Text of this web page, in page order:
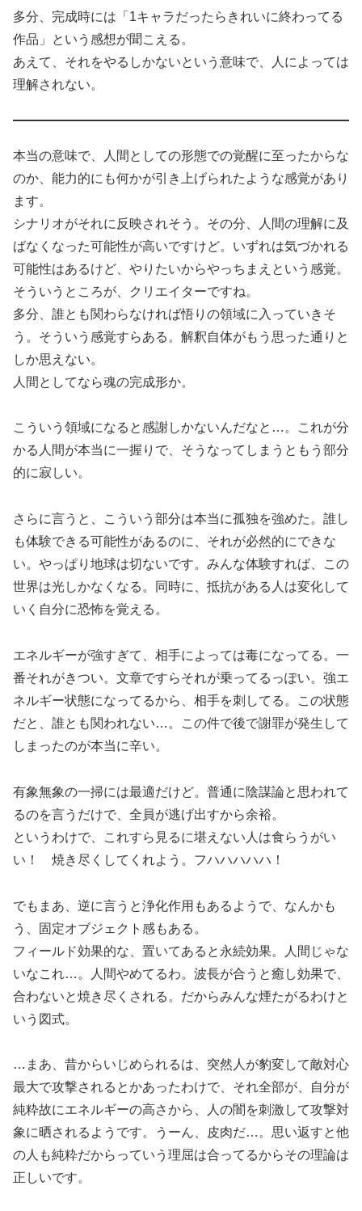
多分、完成時には「1キャラだったらきれいに終わってる
作品」という感想が聞こえる。
あえて、それをやるしかないという意味で、人によっては
理解されない。
本当の意味で、人間としての形態での覚醒に至ったからな
のか、能力的にも何かが引き上げられたような感覚があり
ます。
シナリオがそれに反映されそう。その分、人間の理解に及
ばなくなった可能性が高いですけど。いずれは気づかれる
可能性はあるけど、やりたいからやっちまえという感覚。
そういうところが、クリエイターですね。
多分、誰とも関わらなければ悟りの領域に入っていきそ
う。そういう感覚すらある。解釈自体がもう思った通りと
しか思えない。
人間としてなら魂の完成形か。
こういう領域になると感謝しかないんだなと…。これが分
かる人間が本当に一握りで、そうなってしまうともう部分
的に寂しい。
さらに言うと、こういう部分は本当に孤独を強めた。誰し
も体験できる可能性があるのに、それが必然的にできな
い。やっぱり地球は切ないです。みんな体験すれば、この
世界は光しかなくなる。同時に、抵抗がある人は変化して
いく自分に恐怖を覚える。
エネルギーが強すぎて、相手によっては毒になってる。一
番それがきつい。文章ですらそれが乗ってるっぽい。強エ
ネルギー状態になってるから、相手を刺してる。この状態
だと、誰とも関われない…。この件で後で謝罪が発生して
しまったのが本当に辛い。
有象無象の一掃には最適だけど。普通に陰謀論と思われて
るのを言うだけで、全員が逃げ出すから余裕。
というわけで、これすら見るに堪えない人は食らうがい
い！ 焼き尽くしてくれよう。フハハハハハ！
でもまあ、逆に言うと浄化作用もあるようで、なんかも
う、固定オブジェクト感もある。
フィールド効果的な、置いてあると永続効果。人間じゃな
いなこれ…。人間やめてるわ。波長が合うと癒し効果で、
合わないと焼き尽くされる。だからみんな煙たがるわけと
いう図式。
…まあ、昔からいじめられるは、突然人が豹変して敵対心
最大で攻撃されるとかあったわけで、それ全部が、自分が
純粋故にエネルギーの高さから、人の闇を刺激して攻撃対
象に晒されるようです。うーん、皮肉だ…。思い返すと他
の人も純粋だからっていう理屈は合ってるからその理論は
正しいです。